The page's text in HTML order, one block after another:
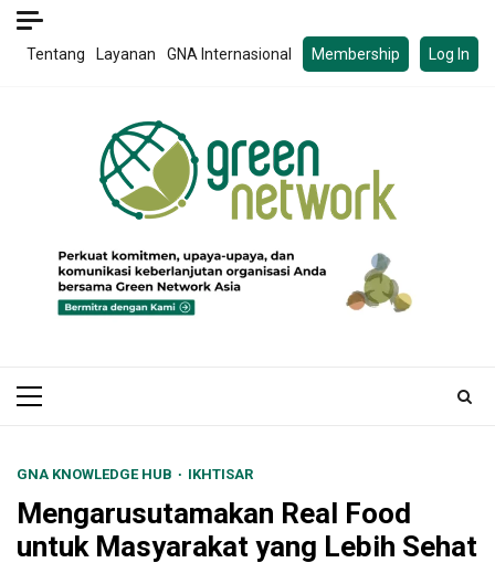
Skip
Tentang Layanan GNA Internasional Membership Log In
Primary
GNA KNOWLEDGE HUB IKHTISAR
Mengarusutamakan Real Food
untuk Masyarakat yang Lebih Sehat